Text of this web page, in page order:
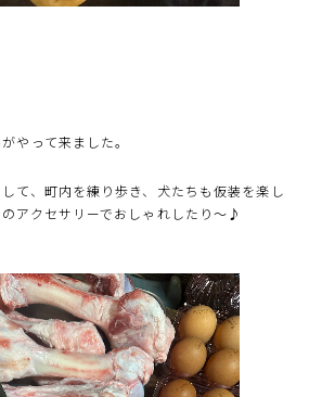
やって来ました。
て、町内を練り歩き、犬たちも仮装を楽し
アクセサリーでおしゃれしたり〜♪